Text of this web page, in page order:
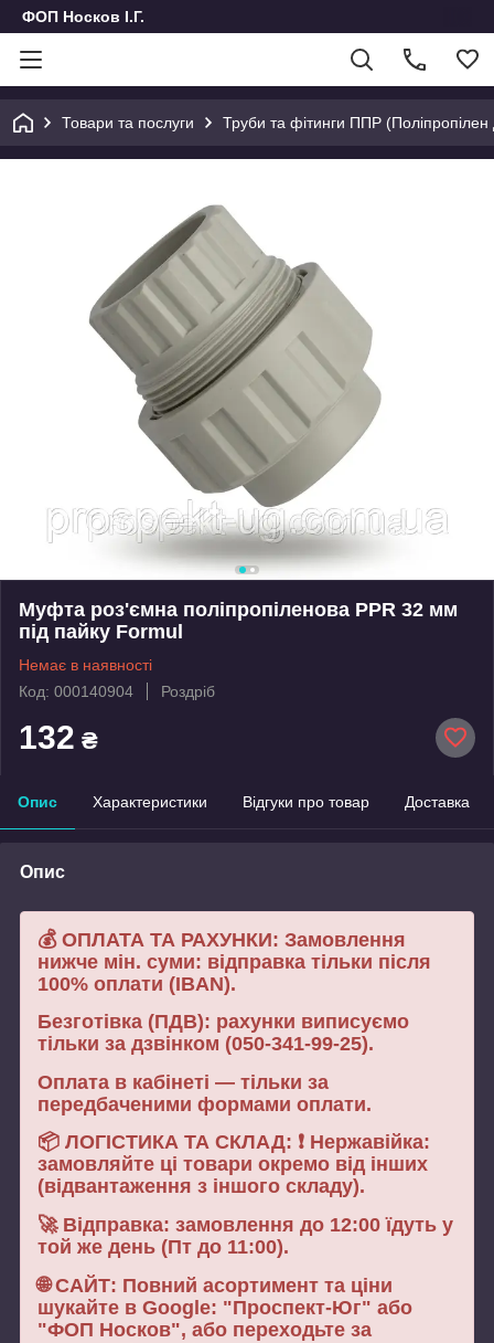
ФОП Носков І.Г.
Товари та послуги Труби та фітинги ППР
Муфта роз'ємна поліпропіленова PPR 32 мм
під пайку Formul
Немає в наявності
Код: 000140904
Роздріб
132 ₴
Опис Характеристики Відгуки про товар Доставка
Опис
💰 ОПЛАТА ТА РАХУНКИ: Замовлення
нижче мін. суми: відправка тільки після
100% оплати (IBAN).
Безготівка (ПДВ): рахунки виписуємо
тільки за дзвінком (050-341-99-25).
Оплата в кабінеті — тільки за
передбаченими формами оплати.
📦 ЛОГІСТИКА ТА СКЛАД: ❗ Нержавійка:
замовляйте ці товари окремо від інших
(відвантаження з іншого складу).
🚀 Відправка: замовлення до 12:00 їдуть у
той же день (Пт до 11:00).
🌐 САЙТ: Повний асортимент та ціни
шукайте в Google: "Проспект-Юг" або
"ФОП Носков", або переходьте за